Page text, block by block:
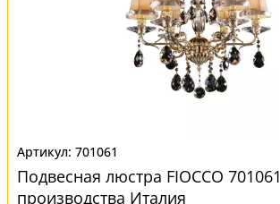
701061
Подвесная люстра FIOCCO 701061
производства Италия